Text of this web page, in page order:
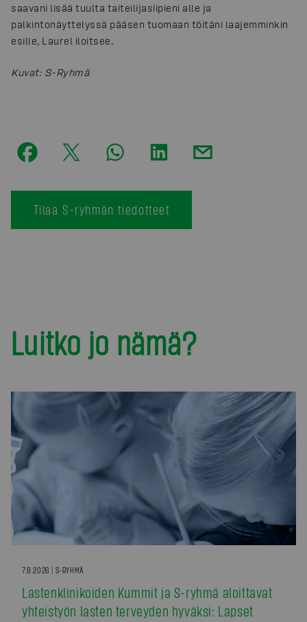
saavani lisää tuulta taiteilijasiipieni alle ja
palkintonäyttelyssä pääsen tuomaan töitäni laajemminkin
esille, Laurel iloitsee.
Kuvat: S-Ryhmä
Tilaa S-ryhmän tiedotteet
Luitko jo nämä?
7.8.2026 | S-RYHMÄ
Lastenklinikoiden Kummit ja S-ryhmä aloittavat
yhteistyön lasten terveyden hyväksi: Lapset